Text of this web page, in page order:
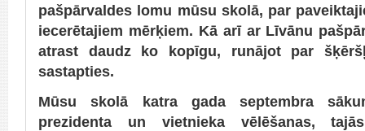
pašpārvaldes lomu mūsu skolā, par
iecerētajiem mērķiem. Kā arī ar Līvānu
atrast daudz ko kopīgu, runājot par
sastapties.
Mūsu skolā katra gada septembra
prezidenta un vietnieka vēlēšanas,